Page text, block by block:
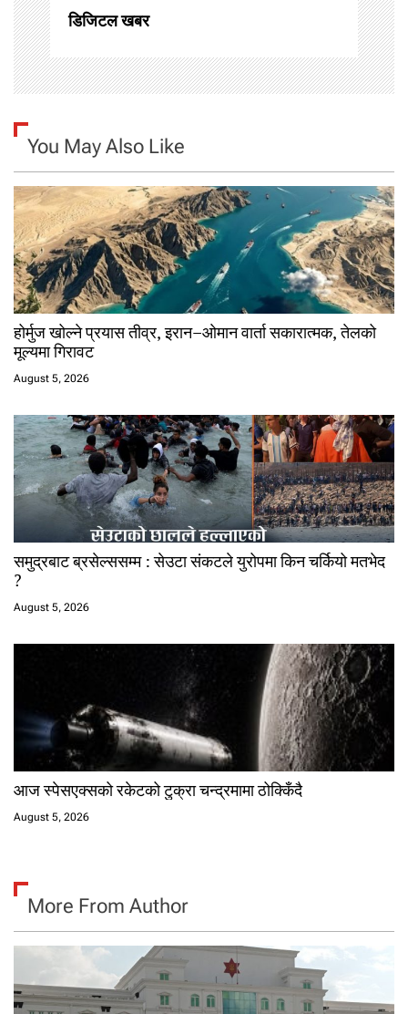
o
n
डिजिटल खबर
You May Also Like
होर्मुज खोल्ने प्रयास तीव्र, इरान–ओमान वार्ता सकारात्मक, तेलको
मूल्यमा गिरावट
August 5, 2026
समुद्रबाट ब्रसेल्ससम्म : सेउटा संकटले युरोपमा किन चर्कियो मतभेद
?
August 5, 2026
आज स्पेसएक्सको रकेटको टुक्रा चन्द्रमामा ठोक्किँदै
August 5, 2026
More From Author